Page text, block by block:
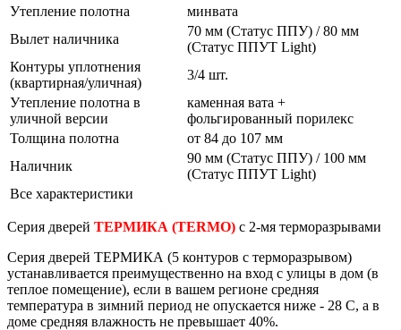
Утепление полотна
минвата
Вылет наличника
70 мм (Статус ППУ) / 80 мм
(Статус ППУТ Light)
Контуры уплотнения
(квартирная/уличная)
3/4 шт.
Утепление полотна в
уличной версии
каменная вата +
фольгированный порилекс
Толщина полотна
от 84 до 107 мм
Наличник
90 мм (Статус ППУ) / 100 мм
(Статус ППУТ Light)
Все характеристики
Серия дверей ТЕРМИКА (TERMO) с 2-мя терморазрывами
Серия дверей ТЕРМИКА (5 контуров с терморазрывом)
устанавливается преимущественно на вход с улицы в дом (в
теплое помещение), если в вашем регионе средняя
температура в зимний период не опускается ниже - 28 С, а в
доме средняя влажность не превышает 40%.